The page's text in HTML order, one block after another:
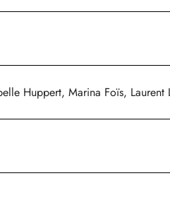
Huppert, Marina Foïs, Laurent